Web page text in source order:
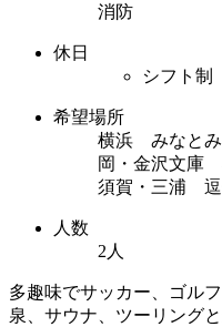
消防
休日
シフト制
希望場所
横浜 みなと
岡・金沢文庫
須賀・三浦 逗
人数
2人
多趣味でサッカー、ゴル
泉、サウナ、ツーリング